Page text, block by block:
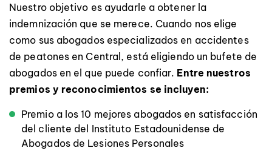
Nuestro objetivo es ayudarle a obtener la
indemnización que se merece. Cuando nos elige
como sus abogados especializados en accidentes
de peatones en Central, está eligiendo un bufete de
abogados en el que puede confiar. Entre nuestros
premios y reconocimientos se incluyen:
Premio a los 10 mejores abogados en satisfacción
del cliente del Instituto Estadounidense de
Abogados de Lesiones Personales